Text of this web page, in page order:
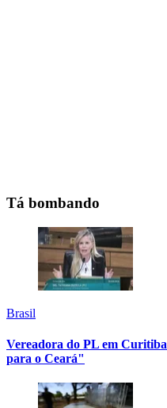
Tá bombando
Brasil
Vereadora do PL em
para o Ceará"